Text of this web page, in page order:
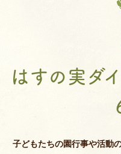
はすの実ダ
子どもたちの園行事や活動